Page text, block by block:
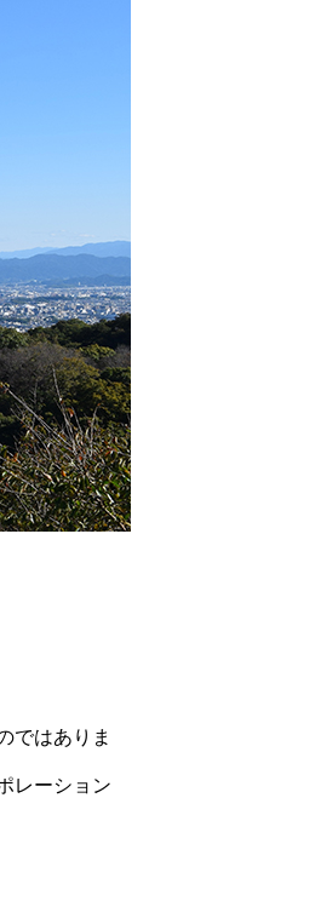
ではありま
レーション